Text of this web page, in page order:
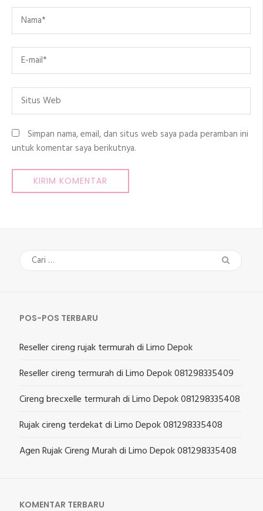
Name
Email
Situs
Web
Simpan nama, email, dan situs web saya pada peramban ini
untuk komentar saya berikutnya.
Cari
untuk:
POS-POS TERBARU
Reseller cireng rujak termurah di Limo Depok
Reseller cireng termurah di Limo Depok 081298335409
Cireng brecxelle termurah di Limo Depok 081298335408
Rujak cireng terdekat di Limo Depok 081298335408
Agen Rujak Cireng Murah di Limo Depok 081298335408
KOMENTAR TERBARU